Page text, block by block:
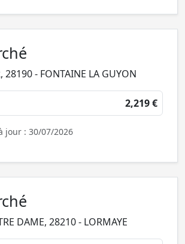
28190 - FONTAINE LA GUYON
2,219 €
jour : 30/07/2026
DAME, 28210 - LORMAYE